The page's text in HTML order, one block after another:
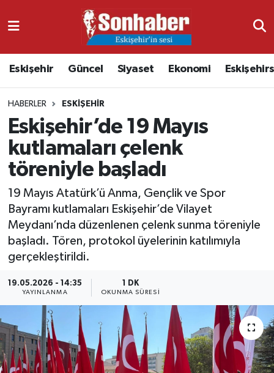
Eskişehir Güncel Siyaset Ekonomi
HABERLER ESKIŞEHIR
Eskişehir’de 19 Mayıs
kutlamaları çelenk
töreniyle başladı
19 Mayıs Atatürk’ü Anma, Gençlik ve Spor
Bayramı kutlamaları Eskişehir’de Vilayet
Meydanı’nda düzenlenen çelenk sunma töreniyle
başladı. Tören, protokol üyelerinin katılımıyla
gerçekleştirildi.
19.05.2026 - 14:35
YAYINLANMA
1 DK
OKUNMA SÜRESI
Ekonomi
Güncel
Kültür & Sanat
Magazin
Sağlık
Siyaset
Spor
Nöbetçi Eczaneler
Namaz Vakitleri
Trafik Durumu
Süper Lig Puan Durumu ve Fikstür
Tüm Manşetler
Haber Arşivi